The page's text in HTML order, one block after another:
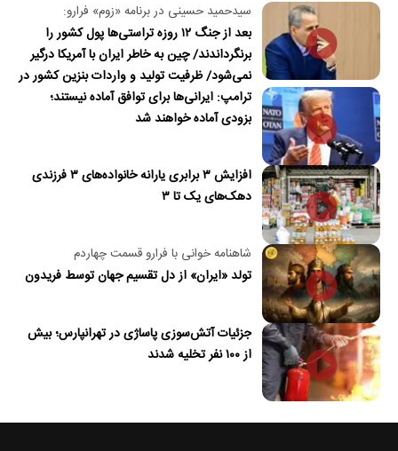
سیدحمید حسینی در برنامه «زوم» فرارو:
بعد از جنگ ۱۲ روزه تراستی‌ها پول کشور را
برنگرداندند/ چین به خاطر ایران با آمریکا درگیر
نمی‌شود/ ظرفیت تولید و واردات بنزین کشور در
جنگ آسیب دید/حدود ۶۰ روز توانایی ذخیره
نفت در محاصره را داریم
ترامپ: ایرانی‌ها برای توافق آماده نیستند؛
بزودی آماده خواهند شد
افزایش ۳ برابری یارانه خانواده‌های ۳ فرزندی
دهک‌های یک تا ۳
شاهنامه خوانی با فرارو قسمت چهاردم
تولد «ایران» از دل تقسیم جهان توسط فریدون
جزئیات آتش‌سوزی پاساژی در تهرانپارس؛ بیش
از ۱۰۰ نفر تخلیه شدند